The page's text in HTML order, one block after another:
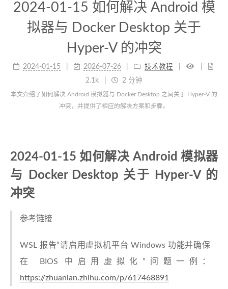
2024-01-15 如何解决 Android 模
拟器与 Docker Desktop 关于
Hyper-V 的冲突
2024-01-15 2026-07-26
技术教程
2.1k
2 分钟
本文介绍了如何解决 Android 模拟器与 Docker Desktop 之间关于 Hyper-V 的
冲突，并提供了相应的解决方案和步骤。
2024-01-15 如何解决 Android 模拟器
与 Docker Desktop 关于 Hyper-V 的
冲突
参考链接
WSL 报告”请启用虚拟机平台 Windows 功能并确保
在 BIOS 中启用虚拟化”问题一例：
https://zhuanlan.zhihu.com/p/617468891